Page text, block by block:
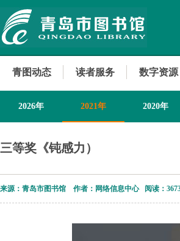
青图动态 读者服务 数字资源
2026年 2021年 2020年
三等奖《钝感力）
来源：青岛市图书馆 作者：网络信息中心 阅读：